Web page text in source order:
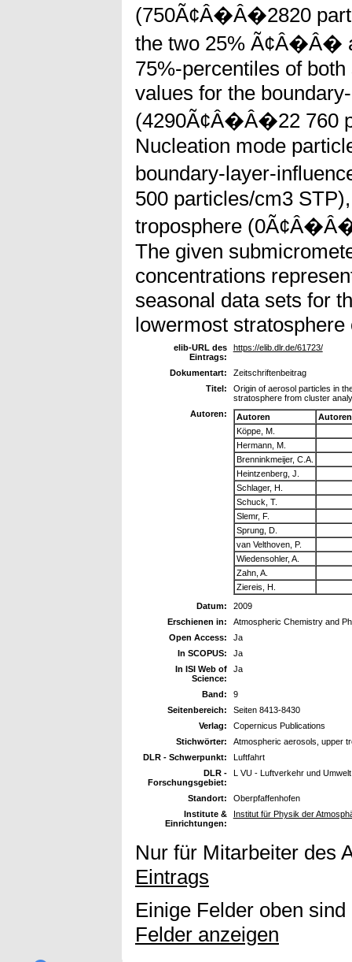
(750Ã¢Â�Â�2820
the two 25% Ã¢Â�Â�
75%-percentiles of
values for the
(4290Ã¢Â�Â�22 760
Nucleation mode
boundary-layer-
500 particles/cm3
troposphere
The given
concentrations
seasonal data sets for
lowermost
elib-URL des
Eintrags:
https://elib.dlr.de/61723/
Dokumentart:
Zeitschriftenbeitrag
Titel:
Origin of aerosol particles in
stratosphere from cluster
Autoren:
Autoren
Köppe, M.
Hermann, M.
Brenninkmeijer, C.A.
Heintzenberg, J.
Schlager, H.
Schuck, T.
Slemr, F.
Sprung, D.
van Velthoven, P.
Wiedensohler, A.
Zahn, A.
Ziereis, H.
Datum:
2009
Erschienen in:
Atmospheric Chemistry and
Open Access:
Ja
In SCOPUS:
Ja
In ISI Web of
Science:
Ja
Band:
9
Seitenbereich:
Seiten 8413-8430
Verlag:
Copernicus Publications
Stichwörter:
Atmospheric aerosols, upper
DLR - Schwerpunkt:
Luftfahrt
DLR -
Forschungsgebiet:
L VU - Luftverkehr und Umwelt
Standort:
Oberpfaffenhofen
Institute &
Einrichtungen:
Institut für Physik der
Nur für Mitarbeiter des
Eintrags
Einige Felder oben
Felder anzeigen